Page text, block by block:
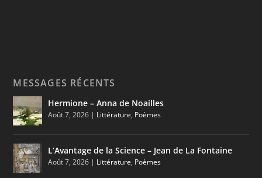
MESSAGES RÉCENTS
Hermione – Anna de Noailles
Août 7, 2026 | Littérature, Poèmes
L’Avantage de la Science – Jean de La Fontaine
Août 7, 2026 | Littérature, Poèmes